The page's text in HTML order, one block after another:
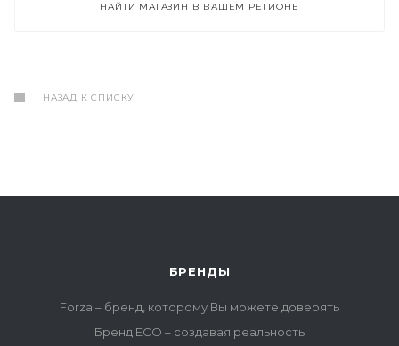
НАЙТИ МАГАЗИН В ВАШЕМ РЕГИОНЕ
НАЗАД К СПИСКУ
БРЕНДЫ
Forza – бренд, которому Вы можете доверять
Бренд ECO – создавая реальность